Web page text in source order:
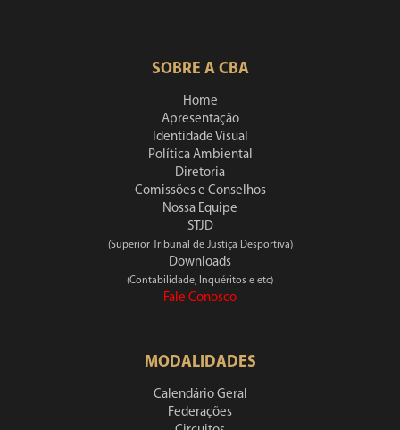
SOBRE A CBA
Home
Apresentação
Identidade Visual
Política Ambiental
Diretoria
Comissões e Conselhos
Nossa Equipe
STJD
(Superior Tribunal de Justiça Desportiva)
Downloads
(Contabilidade, Inquéritos e etc)
Fale Conosco
MODALIDADES
Calendário Geral
Federações